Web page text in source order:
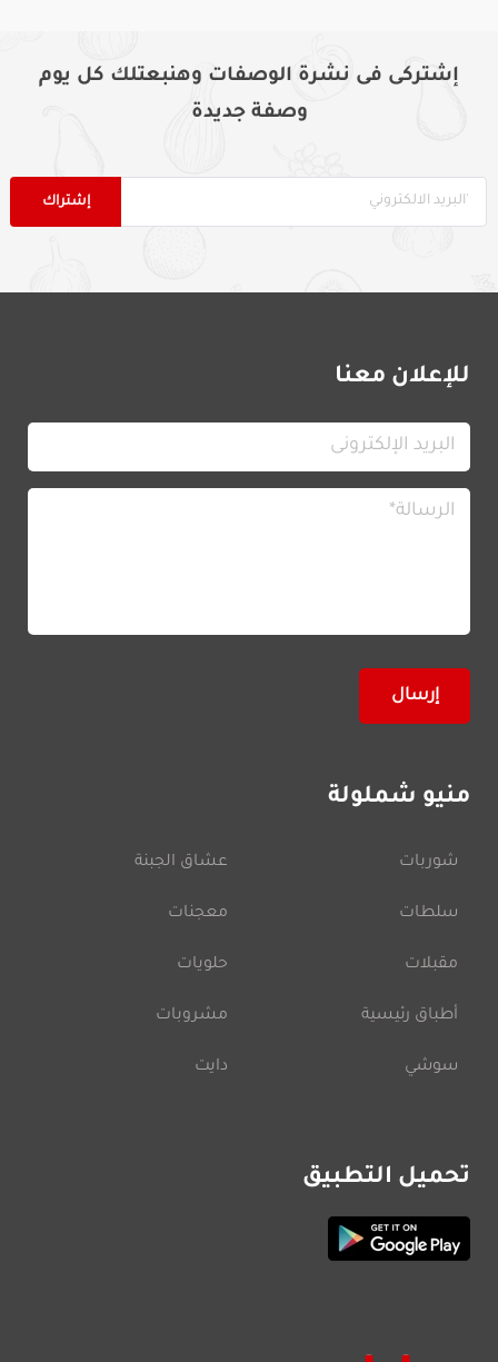
إشتركى فى نشرة الوصفات وهنبعتلك كل يوم
وصفة جديدة
للإعلان معنا
منيو شملولة
شوربات
سلطات
مقبلات
أطباق رئيسية
سوشي
عشاق الجبنة
معجنات
حلويات
مشروبات
دايت
تحميل التطبيق